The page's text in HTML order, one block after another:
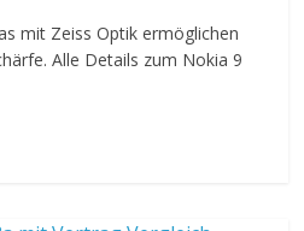
mit Zeiss Optik ermöglichen
Alle Details zum Nokia 9